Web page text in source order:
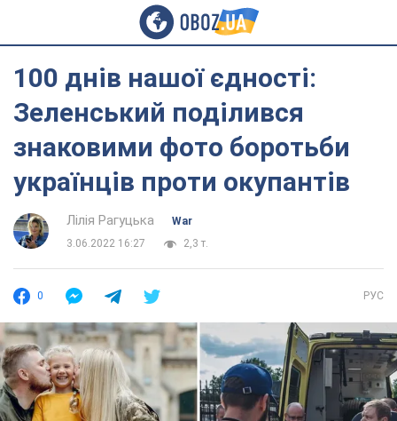
100 днів нашої єдності:
Зеленський поділився
знаковими фото боротьби
українців проти окупантів
Лілія Рагуцька
War
3.06.2022 16:27
2,3 т.
0 РУС